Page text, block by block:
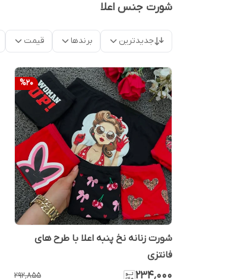
شورت جنس اعلا
جدیدترین برندها قیمت
%20
شورت زنانه نخ پنبه اعلا با طرح های
فانتزی
۲۳۴٬۰۰۰ ۲۹۲٬۸۵۵